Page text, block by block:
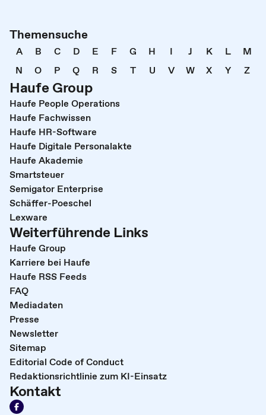
Themensuche
A B C D E F G H I J K L
M
N
O P Q R S T U V W X Y Z
Haufe Group
Haufe People Operations
Haufe Fachwissen
Haufe HR-Software
Haufe Digitale Personalakte
Haufe Akademie
Smartsteuer
Semigator Enterprise
Schäffer-Poeschel
Lexware
Weiterführende Links
Haufe Group
Karriere bei Haufe
Haufe RSS Feeds
FAQ
Mediadaten
Presse
Newsletter
Sitemap
Editorial Code of Conduct
Redaktionsrichtlinie zum KI-Einsatz
Kontakt